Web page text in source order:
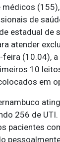
de
estadual de
atender
(10.04),
10
em
256 de
pacientes